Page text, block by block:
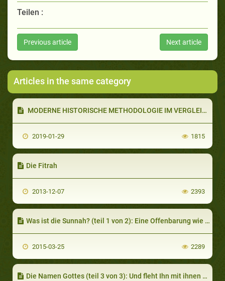
Teilen :
Previous article Next article
Articles in the same category
MODERNE HISTORISCHE METHODOLOGIE IM VERGLEICH ZUR HADITH METHODOLOGIE (TEIL 4 VON 5): DIE KLASSIFIZIERUNG DES HADITH I
2019-01-29 1815
Die Fitrah
2013-12-07 2393
Was ist die Sunnah? (teil 1 von 2): Eine Offenbarung wie der Qur´an
2015-03-25 2289
Die Namen Gottes (teil 3 von 3): Und fleht Ihn mit ihnen an!